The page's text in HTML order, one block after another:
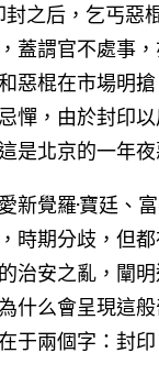
封之后，乞丐惡
蓋謂官不處事
惡棍在市場明
憚，由於封印
是北京的一年夜
新覺羅·寶廷、
時期分歧，但都
治安之亂，闡
什么會呈現這
于兩個字：封印